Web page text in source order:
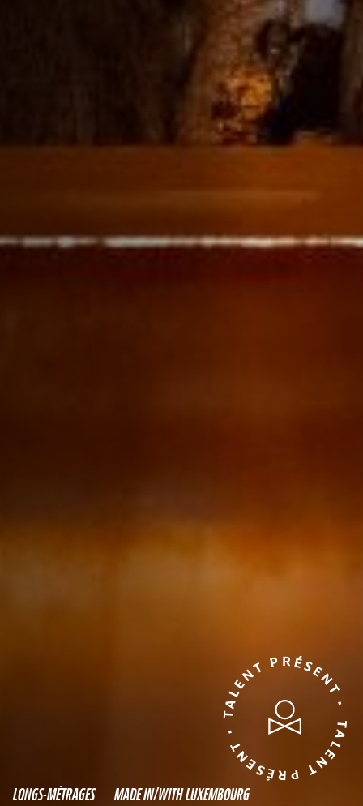
LONGS-MÉTRAGES MADE IN/WITH LUXEMBOURG
TALENT PRÉSENT • TALENT PRÉSENT •